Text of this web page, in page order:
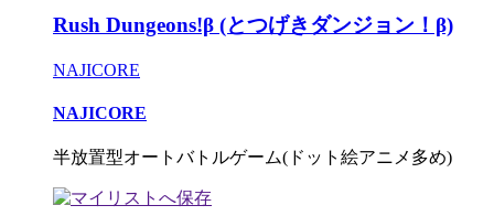
Rush Dungeons!β (とつげきダンジョン！β)
NAJICORE
NAJICORE
半放置型オートバトルゲーム(ドット絵アニメ多め)